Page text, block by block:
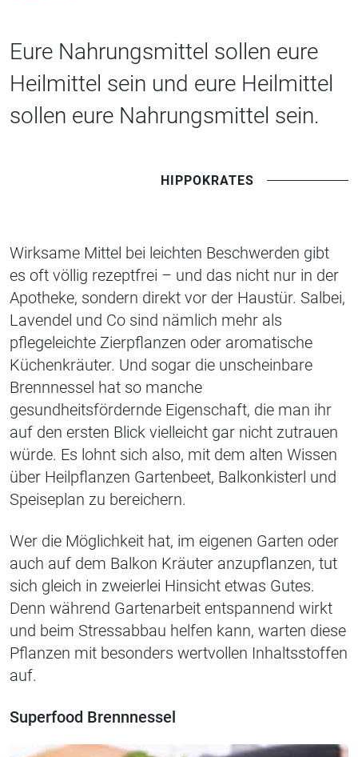
Eure Nahrungsmittel sollen eure
Heilmittel sein und eure Heilmittel
sollen eure Nahrungsmittel sein.
HIPPOKRATES
Wirksame Mittel bei leichten Beschwerden gibt
es oft völlig rezeptfrei – und das nicht nur in der
Apotheke, sondern direkt vor der Haustür. Salbei,
Lavendel und Co sind nämlich mehr als
pflegeleichte Zierpflanzen oder aromatische
Küchenkräuter. Und sogar die unscheinbare
Brennnessel hat so manche
gesundheitsfördernde Eigenschaft, die man ihr
auf den ersten Blick vielleicht gar nicht zutrauen
würde. Es lohnt sich also, mit dem alten Wissen
über Heilpflanzen Gartenbeet, Balkonkisterl und
Speiseplan zu bereichern.
Wer die Möglichkeit hat, im eigenen Garten oder
auch auf dem Balkon Kräuter anzupflanzen, tut
sich gleich in zweierlei Hinsicht etwas Gutes.
Denn während Gartenarbeit entspannend wirkt
und beim Stressabbau helfen kann, warten diese
Pflanzen mit besonders wertvollen Inhaltsstoffen
auf.
Superfood Brennnessel